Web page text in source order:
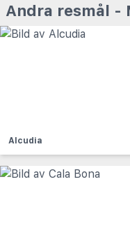
Andra resmål -
Alcudia